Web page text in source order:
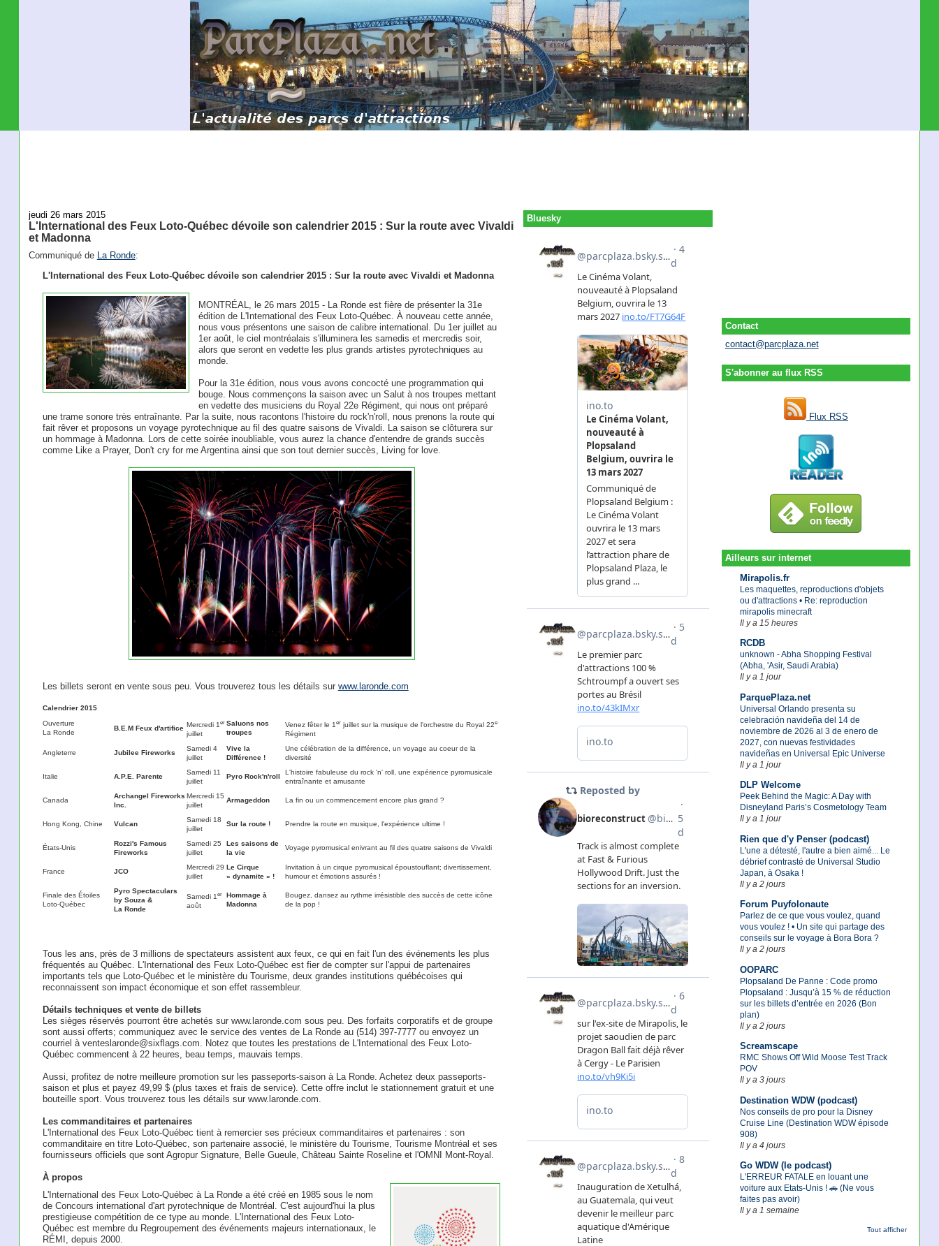
Contact
contact@parcplaza.net
S'abonner au flux RSS
Flux RSS
Ailleurs sur internet
Mirapolis.fr
Les maquettes, reproductions d'objets
ou d'attractions • Re: reproduction
mirapolis minecraft
Il y a 15 heures
RCDB
unknown - Abha Shopping Festival
(Abha, 'Asir, Saudi Arabia)
Il y a 1 jour
ParquePlaza.net
Universal Orlando presenta su
celebración navideña del 14 de
noviembre de 2026 al 3 de enero de
2027, con nuevas festividades
navideñas en Universal Epic Universe
Il y a 1 jour
DLP Welcome
Peek Behind the Magic: A Day with
Disneyland Paris’s Cosmetology Team
Il y a 1 jour
Rien que d'y Penser (podcast)
L'une a détesté, l'autre a bien aimé... Le
débrief contrasté de Universal Studio
Japan, à Osaka !
Il y a 2 jours
Forum Puyfolonaute
Parlez de ce que vous voulez, quand
vous voulez ! • Un site qui partage des
conseils sur le voyage à Bora Bora ?
Il y a 2 jours
OOPARC
Plopsaland De Panne : Code promo
Plopsaland : Jusqu’à 15 % de réduction
sur les billets d’entrée en 2026 (Bon
plan)
Il y a 2 jours
Screamscape
RMC Shows Off Wild Moose Test Track
POV
Il y a 3 jours
Destination WDW (podcast)
Nos conseils de pro pour la Disney
Cruise Line (Destination WDW épisode
908)
Il y a 4 jours
Go WDW (le podcast)
L'ERREUR FATALE en louant une
voiture aux Etats-Unis ! 🚗 (Ne vous
faites pas avoir)
Il y a 1 semaine
Tout afficher
jeudi 26 mars 2015
L'International des Feux Loto-Québec dévoile son calendrier 2015 : Sur la route avec Vivaldi
et Madonna
Communiqué de La Ronde:
L'International des Feux Loto-Québec dévoile son calendrier 2015 : Sur la route avec Vivaldi et Madonna
MONTRÉAL, le 26 mars 2015 - La Ronde est fière de présenter la 31e
édition de L'International des Feux Loto-Québec. À nouveau cette année,
nous vous présentons une saison de calibre international. Du 1er juillet au
1er août, le ciel montréalais s'illuminera les samedis et mercredis soir,
alors que seront en vedette les plus grands artistes pyrotechniques au
monde.
Pour la 31e édition, nous vous avons concocté une programmation qui
bouge. Nous commençons la saison avec un Salut à nos troupes mettant
en vedette des musiciens du Royal 22e Régiment, qui nous ont préparé
une trame sonore très entraînante. Par la suite, nous racontons l'histoire du rock'n'roll, nous prenons la route qui
fait rêver et proposons un voyage pyrotechnique au fil des quatre saisons de Vivaldi. La saison se clôturera sur
un hommage à Madonna. Lors de cette soirée inoubliable, vous aurez la chance d'entendre de grands succès
comme Like a Prayer, Don't cry for me Argentina ainsi que son tout dernier succès, Living for love.
Les billets seront en vente sous peu. Vous trouverez tous les détails sur www.laronde.com
Calendrier 2015
Ouverture
La Ronde
B.E.M Feux d'artifice Mercredi 1 er
juillet
Saluons nos
troupes
Venez fêter le 1 erjuillet sur la musique de l'orchestre du Royal 22e
Régiment
Angleterre Jubilee Fireworks
Samedi 4
juillet
Vive la
Différence !
Une célébration de la différence, un voyage au coeur de la
diversité
Italie A.P.E. Parente
Samedi 11
juillet
Pyro Rock'n'roll
L'histoire fabuleuse du rock 'n' roll, une expérience pyromusicale
entraînante et amusante
Canada
Archangel Fireworks
Inc.
Mercredi 15
juillet
Armageddon La fin ou un commencement encore plus grand ?
Hong Kong, Chine Vulcan
Samedi 18
juillet
Sur la route ! Prendre la route en musique, l'expérience ultime !
États-Unis
Rozzi's Famous
Fireworks
Samedi 25
juillet
Les saisons de
la vie
Voyage pyromusical enivrant au fil des quatre saisons de Vivaldi
France JCO
Mercredi 29
juillet
Le Cirque
« dynamite » !
Invitation à un cirque pyromusical époustouflant; divertissement,
humour et émotions assurés !
Finale des Étoiles
Loto-Québec
Pyro Spectaculars
by Souza &
La Ronde
Samedi 1 er
août
Hommage à
Madonna
Bougez, dansez au rythme irrésistible des succès de cette icône
de la pop !
Tous les ans, près de 3 millions de spectateurs assistent aux feux, ce qui en fait l'un des événements les plus
fréquentés au Québec. L'International des Feux Loto-Québec est fier de compter sur l'appui de partenaires
importants tels que Loto-Québec et le ministère du Tourisme, deux grandes institutions québécoises qui
reconnaissent son impact économique et son effet rassembleur.
Détails techniques et vente de billets
Les sièges réservés pourront être achetés sur www.laronde.com sous peu. Des forfaits corporatifs et de groupe
sont aussi offerts; communiquez avec le service des ventes de La Ronde au (514) 397-7777 ou envoyez un
courriel à venteslaronde@sixflags.com. Notez que toutes les prestations de L'International des Feux Loto-
Québec commencent à 22 heures, beau temps, mauvais temps.
Aussi, profitez de notre meilleure promotion sur les passeports-saison à La Ronde. Achetez deux passeports-
saison et plus et payez 49,99 $ (plus taxes et frais de service). Cette offre inclut le stationnement gratuit et une
bouteille sport. Vous trouverez tous les détails sur www.laronde.com.
Les commanditaires et partenaires
L'International des Feux Loto-Québec tient à remercier ses précieux commanditaires et partenaires : son
commanditaire en titre Loto-Québec, son partenaire associé, le ministère du Tourisme, Tourisme Montréal et ses
fournisseurs officiels que sont Agropur Signature, Belle Gueule, Château Sainte Roseline et l'OMNI Mont-Royal.
À propos
L'International des Feux Loto-Québec à La Ronde a été créé en 1985 sous le nom
de Concours international d'art pyrotechnique de Montréal. C'est aujourd'hui la plus
prestigieuse compétition de ce type au monde. L'International des Feux Loto-
Québec est membre du Regroupement des événements majeurs internationaux, le
RÉMI, depuis 2000.
Bluesky